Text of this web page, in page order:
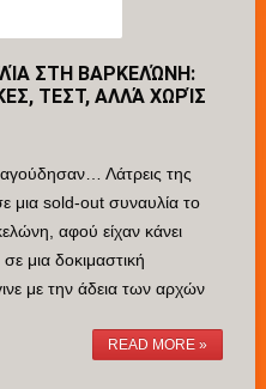
ΣΤΗ ΒΑΡΚΕΛΏΝΗ:
ΤΕΣΤ, ΑΛΛΆ ΧΩΡΊΣ
Λάτρεις της
μια sold-out συναυλία το
αφού είχαν κάνει
μια δοκιμαστική
με την άδεια των αρχών
READ MORE »